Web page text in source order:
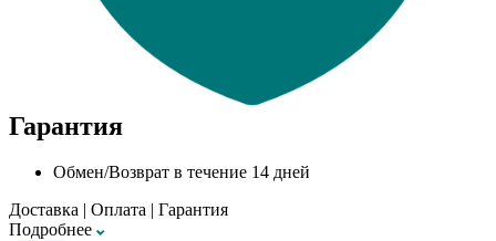
Гарантия
Обмен/Возврат в течение 14 дней
Доставка | Оплата | Гарантия
Подробнее